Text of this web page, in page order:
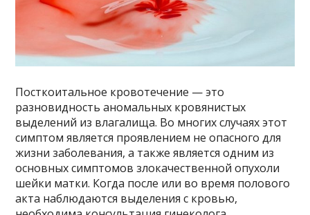
Посткоитальное кровотечение — это
разновидность аномальных кровянистых
выделений из влагалища. Во многих случаях этот
симптом является проявлением не опасного для
жизни заболевания, а также является одним из
основных симптомов злокачественной опухоли
шейки матки. Когда после или во время полового
акта наблюдаются выделения с кровью,